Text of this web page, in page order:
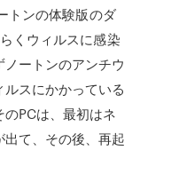
トンの体験版のダ
くウィルスに感染
ートンのアンチウ
スにかかっている
PCは、最初はネ
て、その後、再起